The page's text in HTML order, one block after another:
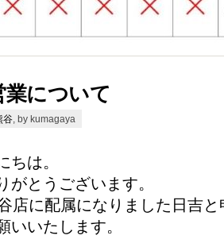
について
谷 , by kumagaya
ちは。
がとうございます。
店に配属になりました日吉と
いいたします。